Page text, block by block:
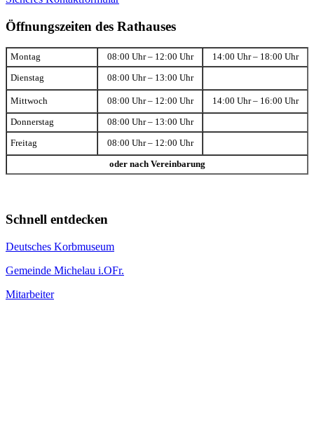
Öffnungszeiten des Rathauses
Montag 08:00 Uhr – 12:00 Uhr 14:00 Uhr – 18:00 Uhr
Dienstag 08:00 Uhr – 13:00 Uhr
Mittwoch 08:00 Uhr – 12:00 Uhr 14:00 Uhr – 16:00 Uhr
Donnerstag 08:00 Uhr – 13:00 Uhr
Freitag 08:00 Uhr – 12:00 Uhr
oder nach Vereinbarung
Schnell entdecken
Deutsches Korbmuseum
Gemeinde Michelau i.OFr.
Mitarbeiter